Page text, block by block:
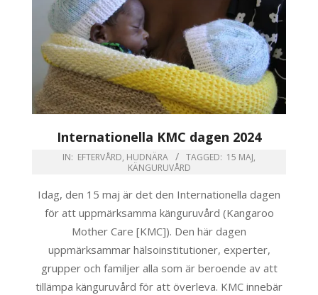
Internationella KMC dagen 2024
IN: EFTERVÅRD, HUDNÄRA TAGGED: 15 MAJ,
KÄNGURUVÅRD
Idag, den 15 maj är det den Internationella dagen
för att uppmärksamma känguruvård (Kangaroo
Mother Care [KMC]). Den här dagen
uppmärksammar hälsoinstitutioner, experter,
grupper och familjer alla som är beroende av att
tillämpa känguruvård för att överleva. KMC innebär